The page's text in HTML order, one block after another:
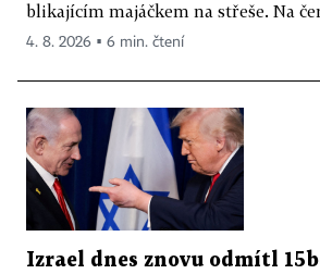
blikajícím majáčkem na střeše. Na
4. 8. 2026 ▪ 6 min. čtení
Izrael dnes znovu odmítl